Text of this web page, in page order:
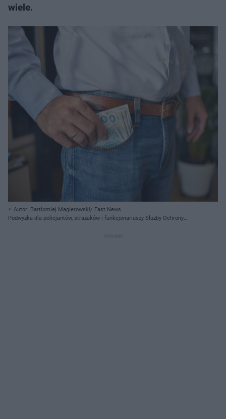
wiele.
Autor: Bartlomiej Magierowski/ East News
Podwyżka dla policjantów, strażaków i funkcjonariuszy Służby Ochrony